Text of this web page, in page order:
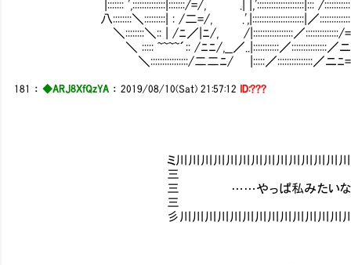
|::::::: ',::::::::::::::|:::::::/=/, .| |,'::::::::::::::::::::|::: /:::::::::::
八::::::::＼:::::::::| : /二=/, .',|::::::::::::::::::::::|／:::::::::::::
＼::::::::＼:: | /ﾆ／|ﾆ/, /|:::::::::::::::::／::::::::::::::/=
＼ ::::: ~~~~´:: /ﾆﾆ/,__／..|:::::::::::／:::::::::::::::／ニ
＼::::::::::::::::/二二ﾆ/ |:::::／:::::::::::::::／ニﾆ=
181 ：◆ARJ8XfQzYA ：2019/08/10(Sat) 21:57:12 ID:???
ミ川川川川川川川川川川川川川川川川川
三
三 ……やっぱ私みたいなのは将
三
彡川川川川川川川川川川川川川川川川川